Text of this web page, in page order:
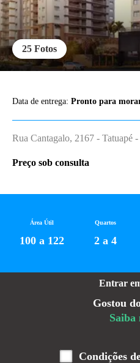
25 Fotos
Entrar
Gostou
Saiba
Condições
Área Útil
100 a 122
Quartos
2 a 4
Data de entrega: Pronto para
Rua Cantagalo, 2167 - Tatuapé
Preço sob consulta